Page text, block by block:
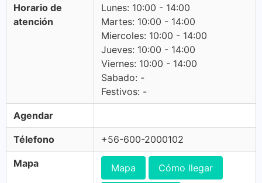
Horario de
atención
Lunes: 10:00 - 14:00
Martes: 10:00 - 14:00
Miercoles: 10:00 - 14:00
Jueves: 10:00 - 14:00
Viernes: 10:00 - 14:00
Sabado: -
Festivos: -
Agendar
Télefono +56-600-2000102
Mapa Mapa Cómo llegar